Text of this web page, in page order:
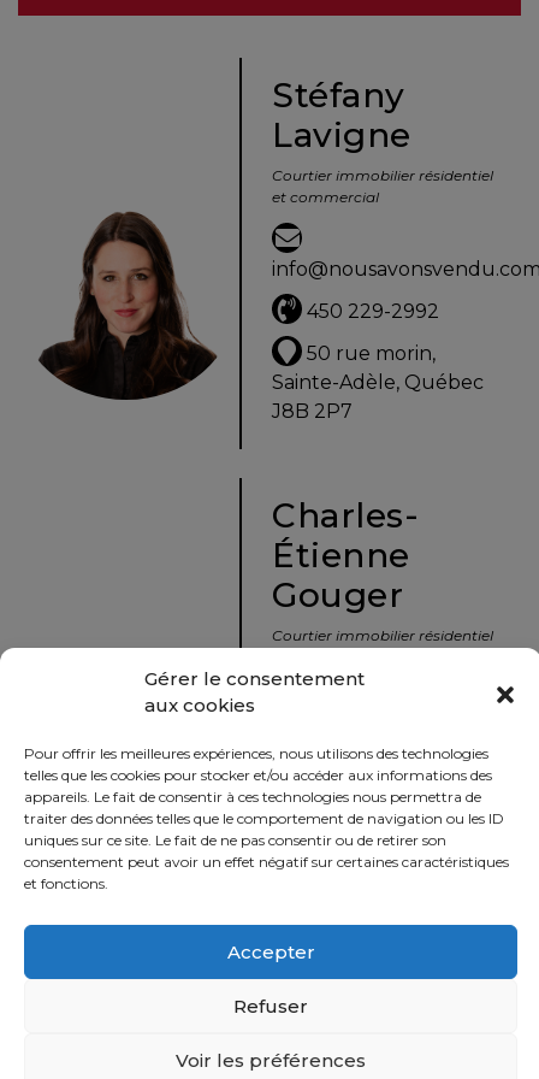
Gérer le consentement
aux cookies
Pour offrir les meilleures expériences, nous utilisons des technologies
telles que les cookies pour stocker et/ou accéder aux informations des
appareils. Le fait de consentir à ces technologies nous permettra de
traiter des données telles que le comportement de navigation ou les ID
uniques sur ce site. Le fait de ne pas consentir ou de retirer son
consentement peut avoir un effet négatif sur certaines caractéristiques
et fonctions.
Accepter
Refuser
Voir les préférences
Évaluation
Avec
un
immobilier
vers
la
tranquillité
d’esprit
défi
Stéfany
Lavigne
Courtier immobilier résidentiel
et commercial
450 229-2992
50 rue morin,
Sainte-Adèle, Québec
J8B 2P7
Charles-
Étienne
Gouger
Courtier immobilier résidentiel
450 229-2992
50 rue morin,
Sainte-Adèle, Québec
J8B 2P7
Partager
Politique